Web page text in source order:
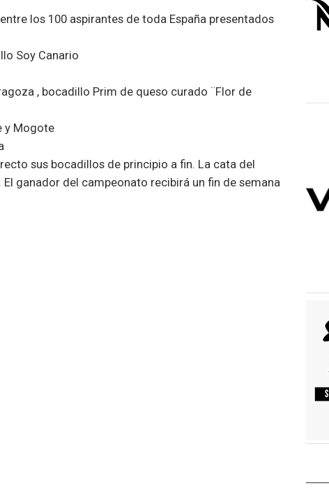
los 100 aspirantes de toda España presentados
Soy Canario
, bocadillo Prim de queso curado ¨Flor de
y Mogote
sus bocadillos de principio a fin. La cata del
El ganador del campeonato recibirá un fin de semana